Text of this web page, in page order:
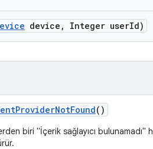
device , Integer userId)
ProviderNotFound()
biri "İçerik sağlayıcı bulunamadı"